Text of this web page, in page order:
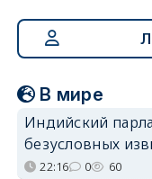
В мире
Индийский
безусловных
22:16 0 60